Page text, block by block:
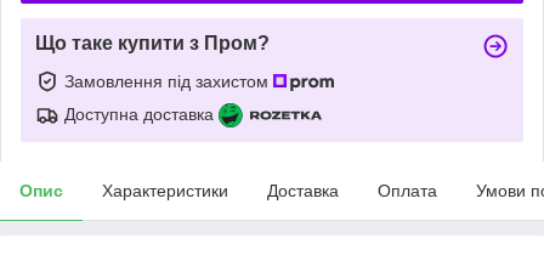
Що таке купити з Пром?
Замовлення під захистом
Доступна доставка
Опис Характеристики Доставка Оплата Умови